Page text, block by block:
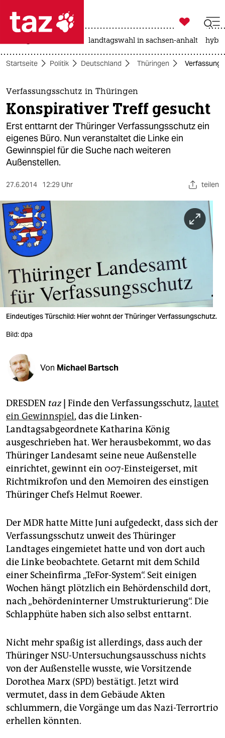
 taz zahl ich
taz zahl ich
themen
politik
öko
gesellschaft
kultur
sport
berlin
nord
wahrheit
verlag
verlag
veranstaltungen
shop
fragen & hilfe
abo
genossenschaft
epaper login

taz zahl ich
landtagswahl in sachsen-anhalt
Startseite Politik Deutschland Thüringen
Verfassungsschutz in Thüringen
Konspirativer Treff gesucht
Erst enttarnt der Thüringer Verfassungsschutz ein
eigenes Büro. Nun veranstaltet die Linke ein
Gewinnspiel für die Suche nach weiteren
Außenstellen.
27.6.2014 12:29 Uhr teilen
Eindeutiges Türschild: Hier wohnt der Thüringer Verfassungschutz.
Bild: dpa
Von Michael Bartsch
DRESDEN taz Finde den Verfassungsschutz, lautet
ein Gewinnspiel, das die Linken-
Landtagsabgeordnete Katharina König
ausgeschrieben hat. Wer herausbekommt, wo das
Thüringer Landesamt seine neue Außenstelle
einrichtet, gewinnt ein 007-Einsteigerset, mit
Richtmikrofon und den Memoiren des einstigen
Thüringer Chefs Helmut Roewer.
Der MDR hatte Mitte Juni aufgedeckt, dass sich der
Verfassungsschutz unweit des Thüringer
Landtages eingemietet hatte und von dort auch
die Linke beobachtete. Getarnt mit dem Schild
einer Scheinfirma „TeFor-System“. Seit einigen
Wochen hängt plötzlich ein Behördenschild dort,
nach „behördeninterner Umstrukturierung“. Die
Schlapphüte haben sich also selbst enttarnt.
Nicht mehr spaßig ist allerdings, dass auch der
Thüringer NSU-Untersuchungsausschuss nichts
von der Außenstelle wusste, wie Vorsitzende
Dorothea Marx (SPD) bestätigt. Jetzt wird
vermutet, dass in dem Gebäude Akten
schlummern, die Vorgänge um das Nazi-Terrortrio
erhellen könnten.